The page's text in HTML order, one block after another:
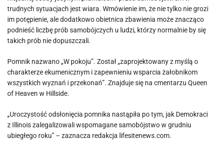
trudnych sytuacjach jest wiara. Wmówienie im, że nie tylko nie grozi
im potępienie, ale dodatkowo obietnica zbawienia może znacząco
podnieść liczbę prób samobójczych u ludzi, którzy normalnie by się
takich prób nie dopuszczali.
Pomnik nazwano „W pokoju”. Został „zaprojektowany z myślą o
charakterze ekumenicznym i zapewnieniu wsparcia żałobnikom
wszystkich wyznań i przekonań”. Znajduje się na cmentarzu Queen
of Heaven w Hillside.
„Uroczystość odsłonięcia pomnika nastąpiła po tym, jak Demokraci
z Illinois zalegalizowali wspomagane samobójstwo w grudniu
ubiegłego roku” – zaznacza redakcja lifesitenews.com.